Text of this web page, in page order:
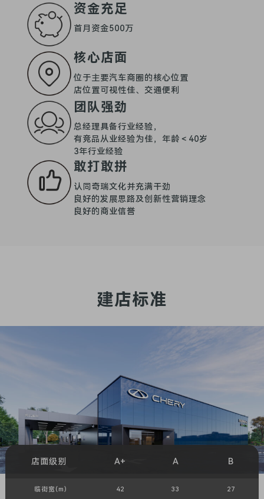
资金充足
首月资金500万
核心店面
位于主要汽车商圈的核心位置
店位置可视性佳、交通便利
团队强劲
总经理具备行业经验，
有竞品从业经验为佳，年龄＜40岁
3年行业经验
敢打敢拼
认同奇瑞文化并充满干劲
良好的发展思路及创新性营销理念
良好的商业信誉
建店标准
店面级别 A+ A B
临街宽(m) 42 33 27